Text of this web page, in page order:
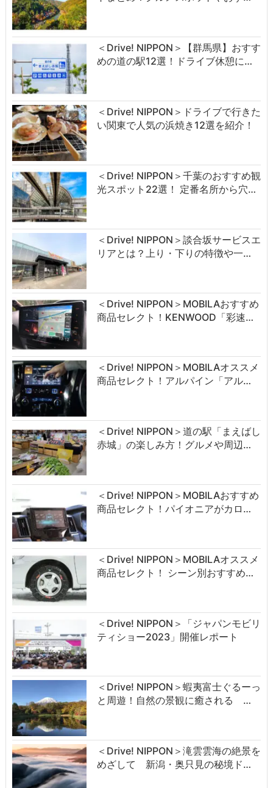
＜Drive! NIPPON＞【群馬県】おすす
めの道の駅12選！ドライブ休憩に…
＜Drive! NIPPON＞ドライブで行きた
い関東で人気の浜焼き12選を紹介！
＜Drive! NIPPON＞千葉のおすすめ観
光スポット22選！ 定番名所から穴…
＜Drive! NIPPON＞談合坂サービスエ
リアとは？上り・下りの特徴や一…
＜Drive! NIPPON＞MOBILAおすすめ
商品セレクト！KENWOOD「彩速…
＜Drive! NIPPON＞MOBILAオススメ
商品セレクト！アルパイン「アル…
＜Drive! NIPPON＞道の駅「まえばし
赤城」の楽しみ方！グルメや周辺…
＜Drive! NIPPON＞MOBILAおすすめ
商品セレクト！パイオニアがカロ…
＜Drive! NIPPON＞MOBILAオススメ
商品セレクト！ シーン別おすすめ…
＜Drive! NIPPON＞「ジャパンモビリ
ティショー2023」開催レポート
＜Drive! NIPPON＞蝦夷富士ぐるーっ
と周遊！自然の景観に癒される …
＜Drive! NIPPON＞滝雲雲海の絶景を
めざして 新潟・奥只見の秘境ド…